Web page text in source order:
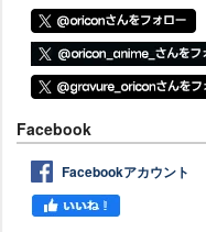
Facebook
Facebookアカウント